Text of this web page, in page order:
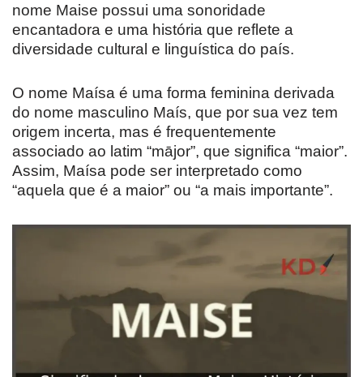
nome Maise possui uma sonoridade
encantadora e uma história que reflete a
diversidade cultural e linguística do país.
O nome Maísa é uma forma feminina derivada
do nome masculino Maís, que por sua vez tem
origem incerta, mas é frequentemente
associado ao latim “mājor”, que significa “maior”.
Assim, Maísa pode ser interpretado como
“aquela que é a maior” ou “a mais importante”.